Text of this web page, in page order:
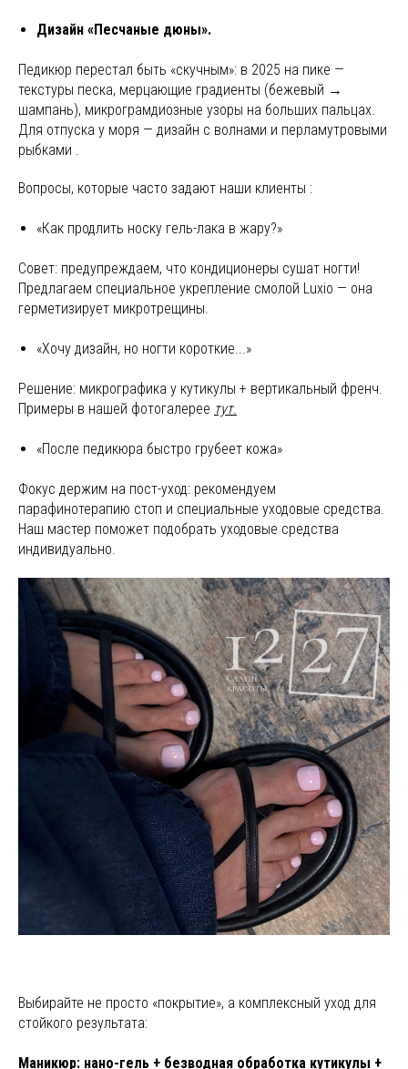
Дизайн «Песчаные дюны».
Педикюр перестал быть «скучным»: в 2025 на пике —
текстуры песка, мерцающие градиенты (бежевый →
шампань), микрограмдиозные узоры на больших пальцах.
Для отпуска у моря — дизайн с волнами и перламутровыми
рыбками .
Вопросы, которые часто задают наши клиенты :
«Как продлить носку гель-лака в жару?»
Совет: предупреждаем, что кондиционеры сушат ногти!
Предлагаем специальное укрепление смолой Luxio — она
герметизирует микротрещины.
«Хочу дизайн, но ногти короткие...»
Решение: микрографика у кутикулы + вертикальный френч.
Примеры в нашей фотогалерее тут.
«После педикюра быстро грубеет кожа»
Фокус держим на пост-уход: рекомендуем
парафинотерапию стоп и специальные уходовые средства.
Наш мастер поможет подобрать уходовые средства
индивидуально.
Выбирайте не просто «покрытие», а комплексный уход для
стойкого результата:
Маникюр: нано-гель + безводная обработка кутикулы +